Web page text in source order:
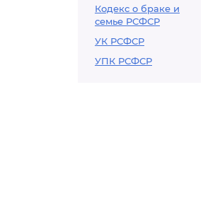
Кодекс о браке и
семье РСФСР
УК РСФСР
УПК РСФСР